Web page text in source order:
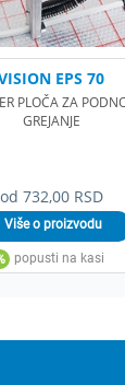
od 732,00 RSD
EPS 70
PLOČA ZA
GREJANJE